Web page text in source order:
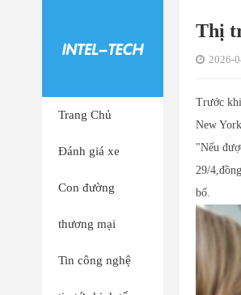
Trang Chủ
Đánh giá xe
Con đường
thương mại
Tin công nghệ
Thị
2026-
Trước
New
"Nếu
29/
bố.